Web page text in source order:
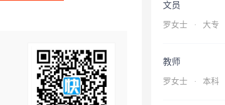
文员
罗女士 · 大专
教师
罗女士 · 本科